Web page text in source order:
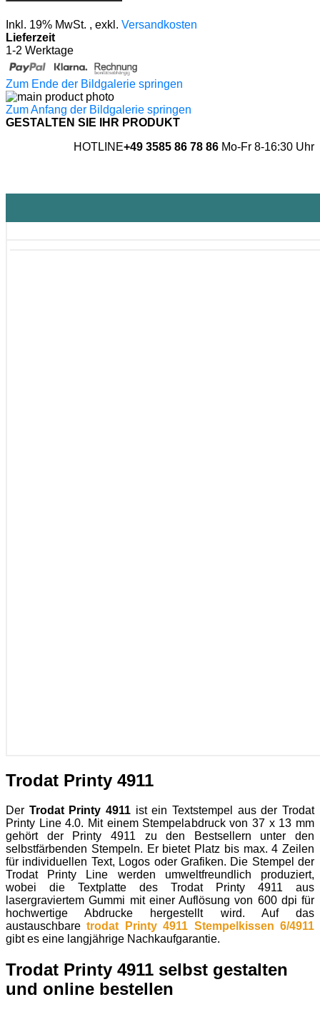
Inkl. 19% MwSt. , exkl. Versandkosten
Lieferzeit
1-2 Werktage
Zum Ende der Bildgalerie springen
Zum Anfang der Bildgalerie springen
GESTALTEN SIE IHR PRODUKT
HOTLINE+49 3585 86 78 86 Mo-Fr 8-16:30 Uhr
Trodat Printy 4911
Der Trodat Printy 4911 ist ein Textstempel aus der Trodat
Printy Line 4.0. Mit einem Stempelabdruck von 37 x 13 mm
gehört der Printy 4911 zu den Bestsellern unter den
selbstfärbenden Stempeln. Er bietet Platz bis max. 4 Zeilen
für individuellen Text, Logos oder Grafiken. Die Stempel der
Trodat Printy Line werden umweltfreundlich produziert,
wobei die Textplatte des Trodat Printy 4911 aus
lasergraviertem Gummi mit einer Auflösung von 600 dpi für
hochwertige Abdrucke hergestellt wird. Auf das
austauschbare trodat Printy 4911 Stempelkissen 6/4911
gibt es eine langjährige Nachkaufgarantie.
Trodat Printy 4911 selbst gestalten
und online bestellen